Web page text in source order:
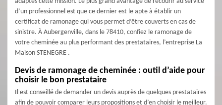
d’un professionnel est que ce dernier est le apte à établir un
certificat de ramonage qui vous permet d’être couverts en cas de
sinistre. À Aubergenville, dans le 78410, confiez le ramonage de
votre cheminée au plus performant des prestataires, l’entreprise La
Maison STENEGRE .
Devis de ramonage de cheminée : outil d’aide pour
choisir le bon prestataire
Il est conseillé de demander un devis auprès de quelques prestataires
afin de pouvoir comparer leurs propositions et d’en choisir le meilleur.